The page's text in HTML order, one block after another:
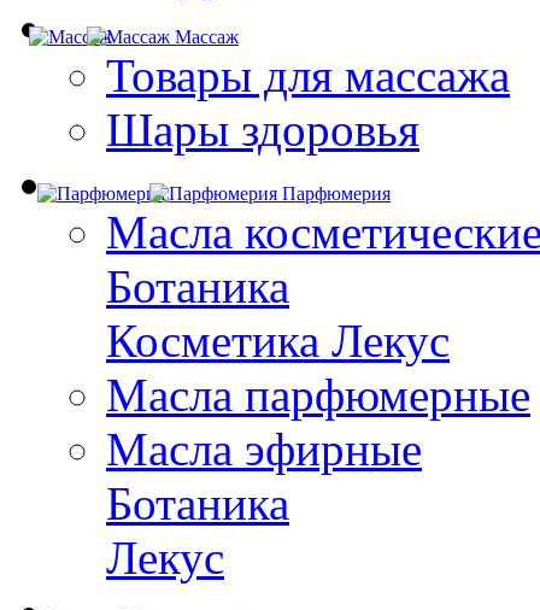
Массаж
Товары для массажа
Шары здоровья
Парфюмерия
Масла
Ботаника
Косметика Лекус
Масла парфюмерные
Масла эфирные
Ботаника
Лекус